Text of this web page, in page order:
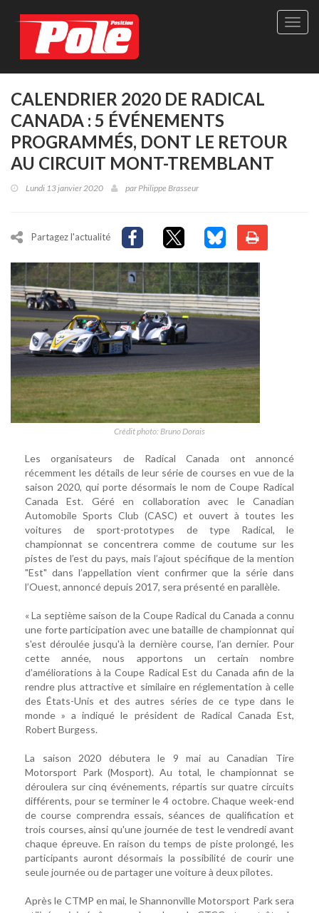
Site
CALENDRIER 2020 DE RADICAL
CANADA : 5 ÉVÉNEMENTS
PROGRAMMÉS, DONT LE RETOUR
AU CIRCUIT MONT-TREMBLANT
Lundi 13 janvier 2020 parPhilippe Brasseur
Partagez l'actualité
Crédit photo: Bruno Dorais
Les organisateurs de Radical Canada ont annoncé
récemment les détails de leur série de courses en vue de la
saison 2020, qui porte désormais le nom de Coupe Radical
Canada Est. Géré en collaboration avec le Canadian
Automobile Sports Club (CASC) et ouvert à toutes les
voitures de sport-prototypes de type Radical, le
championnat se concentrera comme de coutume sur les
pistes de l’est du pays, mais l’ajout spécifique de la mention
"Est" dans l’appellation vient confirmer que la série dans
l’Ouest, annoncé depuis 2017, sera présenté en parallèle.
« La septième saison de la Coupe Radical du Canada a connu
une forte participation avec une bataille de championnat qui
s'est déroulée jusqu'à la dernière course, l’an dernier. Pour
cette année, nous apportons un certain nombre
d’améliorations à la Coupe Radical Est du Canada afin de la
rendre plus attractive et similaire en réglementation à celle
des États-Unis et des autres séries de ce type dans le
monde » a indiqué le président de Radical Canada Est,
Robert Burgess.
La saison 2020 débutera le 9 mai au Canadian Tire
Motorsport Park (Mosport). Au total, le championnat se
déroulera sur cinq événements, répartis sur quatre circuits
différents, pour se terminer le 4 octobre. Chaque week-end
de course comprendra essais, séances de qualification et
trois courses, ainsi qu'une journée de test le vendredi avant
chaque épreuve. En raison du temps de piste prolongé, les
participants auront désormais la possibilité de courir une
seule journée ou de partager une voiture à deux pilotes.
Après le CTMP en mai, le Shannonville Motorsport Park sera